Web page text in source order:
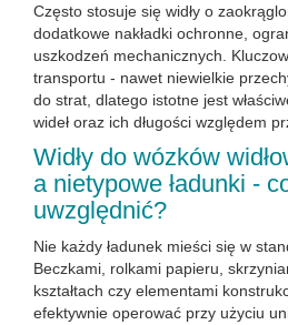
Często stosuje się widły o
dodatkowe nakładki ochronne,
uszkodzeń mechanicznych.
transportu - nawet niewielkie
do strat, dlatego istotne jest
wideł oraz ich długości względem
Widły do wózków
a nietypowe ładunki -
uwzględnić?
Nie każdy ładunek mieści się w
Beczkami, rolkami papieru,
kształtach czy elementami
efektywnie operować przy użyciu